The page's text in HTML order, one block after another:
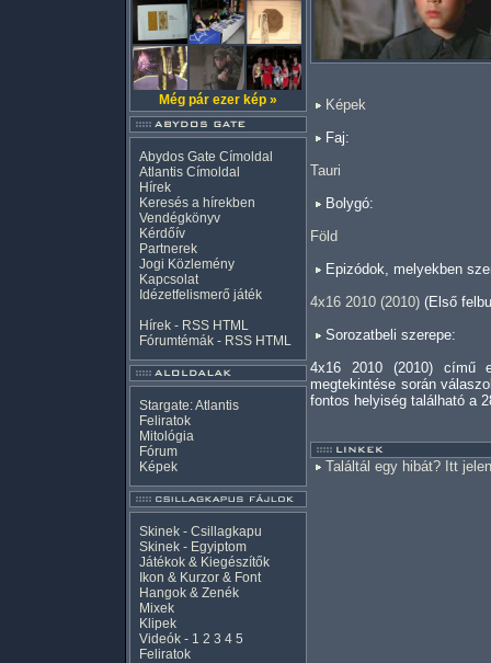
Még pár ezer kép »
Abydos Gate Címoldal
Atlantis Címoldal
Hírek
Keresés a hírekben
Vendégkönyv
Kérdőív
Partnerek
Jogi Közlemény
Kapcsolat
Idézetfelismerő játék
Hírek - RSS HTML
Fórumtémák - RSS HTML
Stargate: Atlantis
Feliratok
Mitológia
Fórum
Képek
Skinek - Csillagkapu
Skinek - Egyiptom
Játékok & Kiegészítők
Ikon & Kurzor & Font
Hangok & Zenék
Mixek
Klipek
Videók - 1 2 3 4 5
Feliratok
Képek
Faj:
Tauri
Bolygó:
Föld
Epizódok, melyekben
4x16 2010 (2010) (Első
Sorozatbeli szerepe:
4x16 2010 (2010) című
megtekintése során
fontos helyiség található a
Találtál egy hibát? Itt